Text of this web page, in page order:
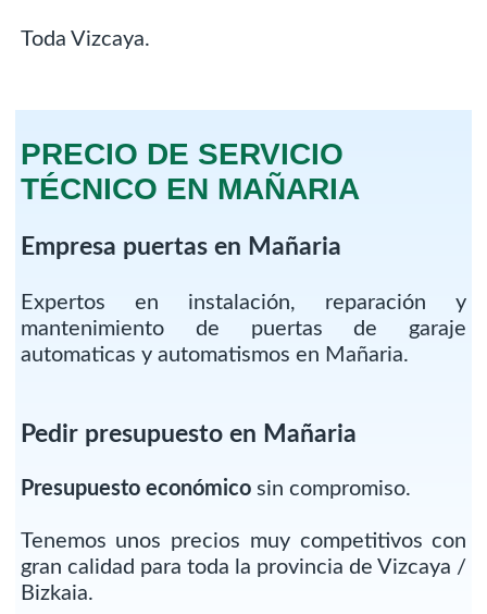
Toda Vizcaya.
PRECIO DE SERVICIO
TÉCNICO EN MAÑARIA
Empresa puertas en Mañaria
Expertos en instalación, reparación y
mantenimiento de puertas de garaje
automaticas y automatismos en Mañaria.
Pedir presupuesto en Mañaria
Presupuesto económicosin compromiso.
Tenemos unos precios muy competitivos con
gran calidad para toda la provincia de Vizcaya /
Bizkaia.